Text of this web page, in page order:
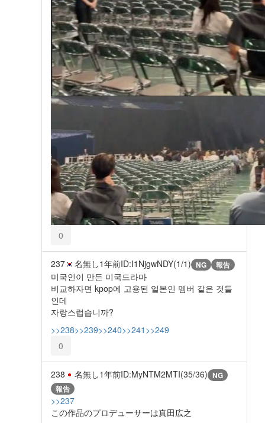
0
237 名無し1年前ID:I1NjgwNDY(1/1) NG 報告
미국인이 만든 미국드라마
비교하자면 kpop에 고용된 일본인 멤버 같은 것들
인데
자랑스럽습니까?
>>238>>239>>240>>241 >>249
0
238 名無し1年前ID:MyNTM2MTI(35/36) NG
報告
>>237
この作品のプロデューサーは真田広之